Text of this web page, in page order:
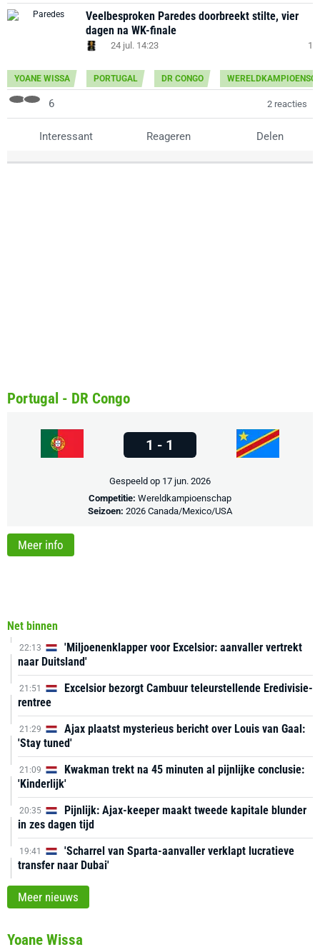
Veelbesproken Paredes doorbreekt stilte, vier
dagen na WK-finale
24 jul. 14:23 1
YOANE WISSA PORTUGAL DR CONGO
6 2 reacties
Interessant Reageren Delen
Net binnen
22:13
'Miljoenenklapper voor Excelsior: aanvaller vertrekt
naar Duitsland'
21:51
Excelsior bezorgt Cambuur teleurstellende Eredivisie-
rentree
21:29
Ajax plaatst mysterieus bericht over Louis van Gaal:
'Stay tuned'
21:09
Kwakman trekt na 45 minuten al pijnlijke conclusie:
'Kinderlijk'
20:35
Pijnlijk: Ajax-keeper maakt tweede kapitale blunder
in zes dagen tijd
19:41
'Scharrel van Sparta-aanvaller verklapt lucratieve
transfer naar Dubai'
Meer nieuws
Portugal - DR Congo
1 - 1
Gespeeld op 17 jun. 2026
Competitie: Wereldkampioenschap
Seizoen: 2026 Canada/Mexico/USA
Meer info
Yoane Wissa